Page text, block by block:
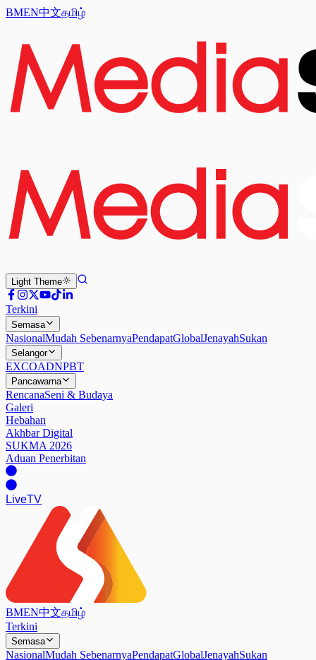
BMEN中文தமிழ்
Light Theme
Terkini
Semasa
NasionalMudah SebenarnyaPendapatGlobalJenayahSukan
Selangor
EXCOADNPBT
Pancawarna
RencanaSeni & Budaya
Galeri
Hebahan
Akhbar Digital
SUKMA 2026
Aduan Penerbitan
LiveTV
BMEN中文தமிழ்
Terkini
Semasa
NasionalMudah SebenarnyaPendapatGlobalJenayahSukan